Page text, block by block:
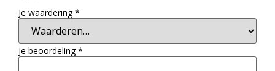
Je waardering*
Je beoordeling*